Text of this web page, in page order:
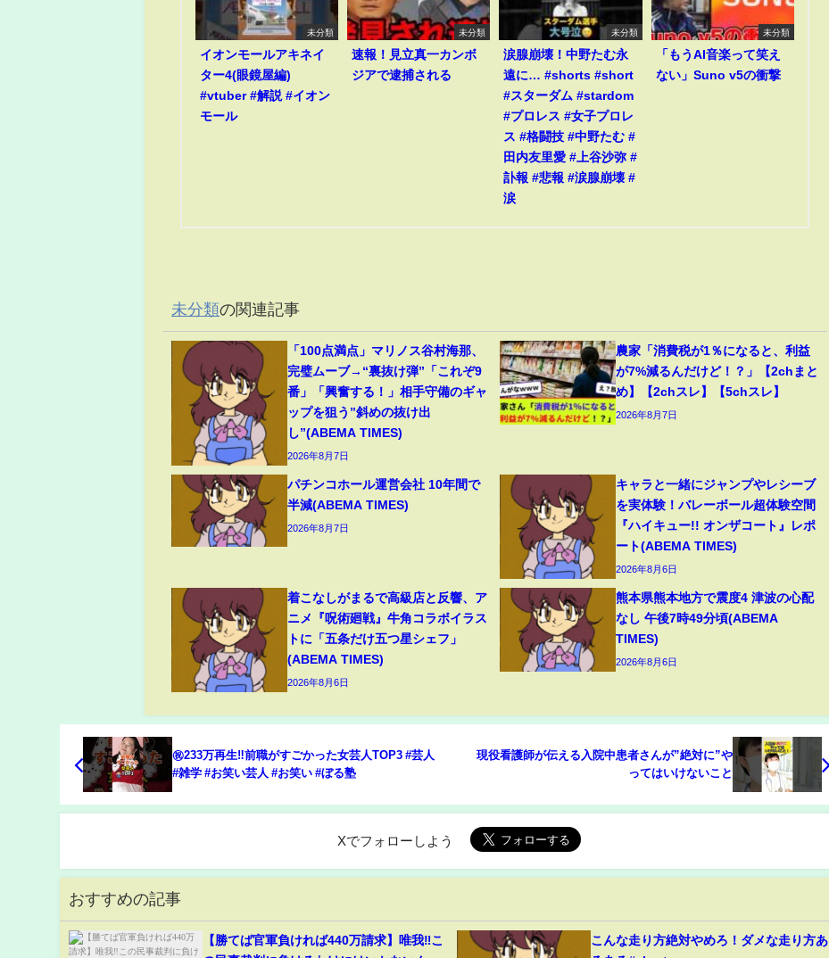
未分類
イオンモールアキネイ
ター4(眼鏡屋編)
#vtuber #解説 #イオン
モール
未分類
速報！見立真一カンボ
ジアで逮捕される
未分類
涙腺崩壊！中野たむ永
遠に… #shorts #short
#スターダム #stardom
#プロレス #女子プロレ
ス #格闘技 #中野たむ #
田内友里愛 #上谷沙弥 #
訃報 #悲報 #涙腺崩壊 #
涙
未分類
「もうAI音楽って笑え
ない」Suno v5の衝撃
未分類の関連記事
「100点満点」マリノス谷村海那、
完璧ムーブ→“裏抜け弾”「これぞ9
番」「興奮する！」相手守備のギャ
ップを狙う”斜めの抜け出
し”(ABEMA TIMES)
2026年8月7日
農家「消費税が1％になると、利益
が7%減るんだけど！？」【2chまと
め】【2chスレ】【5chスレ】
2026年8月7日
パチンコホール運営会社 10年間で
半減(ABEMA TIMES)
2026年8月7日
キャラと一緒にジャンプやレシーブ
を実体験！バレーボール超体験空間
『ハイキュー!! オンザコート』レポ
ート(ABEMA TIMES)
2026年8月6日
着こなしがまるで高級店と反響、ア
ニメ『呪術廻戦』牛角コラボイラス
トに「五条だけ五つ星シェフ」
(ABEMA TIMES)
2026年8月6日
熊本県熊本地方で震度4 津波の心配
なし 午後7時49分頃(ABEMA
TIMES)
2026年8月6日
㊗️233万再生‼前職がすごかった女芸人TOP3 #芸人
#雑学 #お笑い芸人 #お笑い #ぼる塾
現役看護師が伝える入院中患者さんが”絶対に”や
ってはいけないこと
Xでフォローしよう
おすすめの記事
【勝てば官軍負ければ440万請求】唯我‼こ
こんな走り方絶対やめろ！ダメな走り方あ